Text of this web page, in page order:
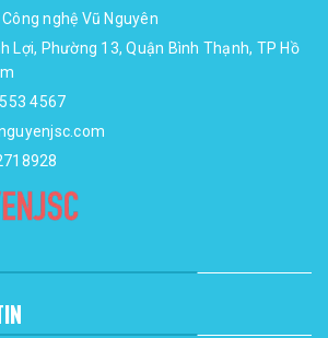
nghệ Vũ Nguyên
Lợi, Phường 13, Quận Bình Thạnh, TP Hồ
4567